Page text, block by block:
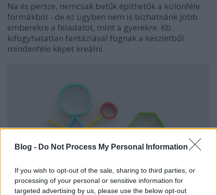
Blog - Do Not Process My Personal Information
If you wish to opt-out of the sale, sharing to third parties, or
processing of your personal or sensitive information for
targeted advertising by us, please use the below opt-out
Na és persze, nemcsak betűk építhetők a különféle
formákból - de ez ügyben nem is bízhatnánk jobb
emberekre a feladatot, mint a gyerekre. Kb.
kifogyhatatlan fantáziával fognak a készletből
mindenféle képet kreálni.